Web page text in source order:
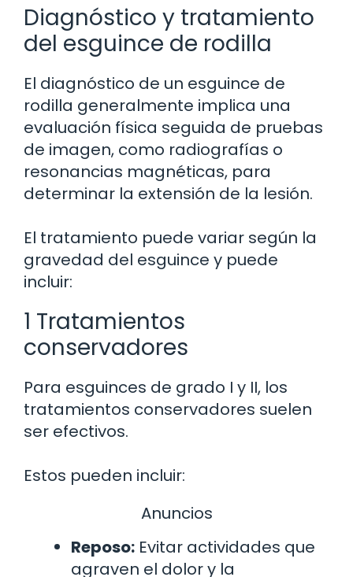
Diagnóstico y tratamiento
del esguince de rodilla
El diagnóstico de un esguince de
rodilla generalmente implica una
evaluación física seguida de pruebas
de imagen, como radiografías o
resonancias magnéticas, para
determinar la extensión de la lesión.
El tratamiento puede variar según la
gravedad del esguince y puede
incluir:
1 Tratamientos
conservadores
Para esguinces de grado I y II, los
tratamientos conservadores suelen
ser efectivos.
Estos pueden incluir:
Anuncios
Reposo: Evitar actividades que
agraven el dolor y la